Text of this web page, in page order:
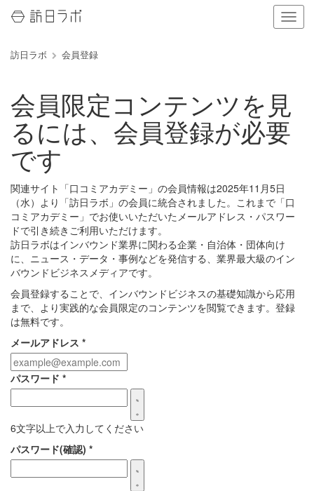
ナ
ビ
の
表
替
え
訪日ラボ 会員登録
会員限定コンテンツを見
るには、会員登録が必要
です
関連サイト「口コミアカデミー」の会員情報は2025年11月5日
（水）より「訪日ラボ」の会員に統合されました。これまで「口
コミアカデミー」でお使いいただいたメールアドレス・パスワー
ドで引き続きご利用いただけます。
訪日ラボはインバウンド業界に関わる企業・自治体・団体向け
に、ニュース・データ・事例などを発信する、業界最大級のイン
バウンドビジネスメディアです。
会員登録することで、インバウンドビジネスの基礎知識から応用
まで、より実践的な会員限定のコンテンツを閲覧できます。登録
は無料です。
メールアドレス *
パスワード *
6文字以上で入力してください
パスワード(確認) *